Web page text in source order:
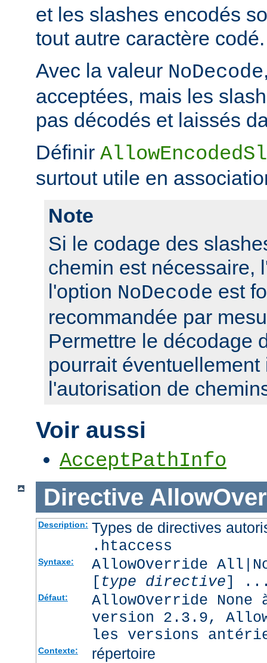
et les slashes encodés
tout autre caractère codé.
Avec la valeur NoDecode
acceptées, mais les
pas décodés et laissés
Définir
surtout utile en
Note
Si le codage des
chemin est nécessaire,
l'option NoDecode est
recommandée par
Permettre le décodage
pourrait éventuellement
l'autorisation de
Voir aussi
AcceptPathInfo
Directive
Description: Types de directives
.htaccess
Syntaxe:
AllowOverride
[ type directive]
Défaut:
AllowOverride
version 2.3.9,
les versions
Contexte: répertoire